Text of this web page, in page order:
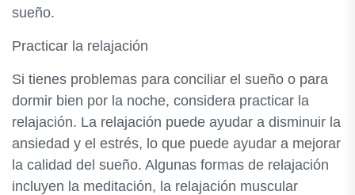
sueño.
Practicar la relajación
Si tienes problemas para conciliar el sueño o para
dormir bien por la noche, considera practicar la
relajación. La relajación puede ayudar a disminuir la
ansiedad y el estrés, lo que puede ayudar a mejorar
la calidad del sueño. Algunas formas de relajación
incluyen la meditación, la relajación muscular